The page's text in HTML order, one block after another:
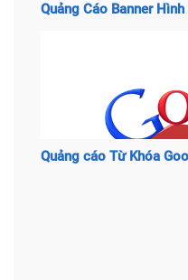
Quảng Cáo Banner Hình
Quảng cáo Từ Khóa